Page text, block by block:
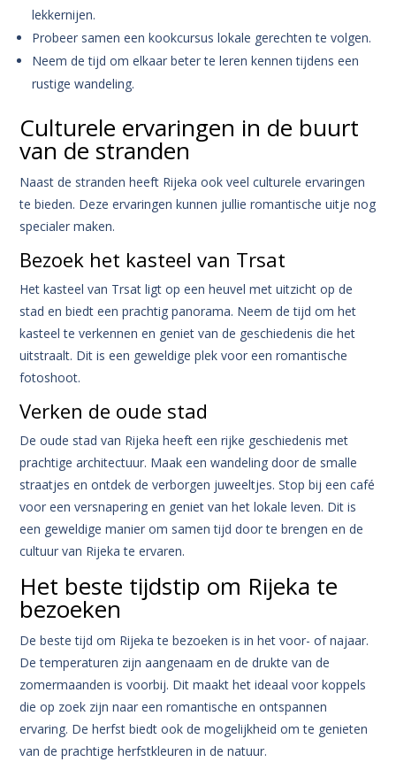
lekkernijen.
Probeer samen een kookcursus lokale gerechten te volgen.
Neem de tijd om elkaar beter te leren kennen tijdens een
rustige wandeling.
Culturele ervaringen in de buurt
van de stranden
Naast de stranden heeft Rijeka ook veel culturele ervaringen
te bieden. Deze ervaringen kunnen jullie romantische uitje nog
specialer maken.
Bezoek het kasteel van Trsat
Het kasteel van Trsat ligt op een heuvel met uitzicht op de
stad en biedt een prachtig panorama. Neem de tijd om het
kasteel te verkennen en geniet van de geschiedenis die het
uitstraalt. Dit is een geweldige plek voor een romantische
fotoshoot.
Verken de oude stad
De oude stad van Rijeka heeft een rijke geschiedenis met
prachtige architectuur. Maak een wandeling door de smalle
straatjes en ontdek de verborgen juweeltjes. Stop bij een café
voor een versnapering en geniet van het lokale leven. Dit is
een geweldige manier om samen tijd door te brengen en de
cultuur van Rijeka te ervaren.
Het beste tijdstip om Rijeka te
bezoeken
De beste tijd om Rijeka te bezoeken is in het voor- of najaar.
De temperaturen zijn aangenaam en de drukte van de
zomermaanden is voorbij. Dit maakt het ideaal voor koppels
die op zoek zijn naar een romantische en ontspannen
ervaring. De herfst biedt ook de mogelijkheid om te genieten
van de prachtige herfstkleuren in de natuur.